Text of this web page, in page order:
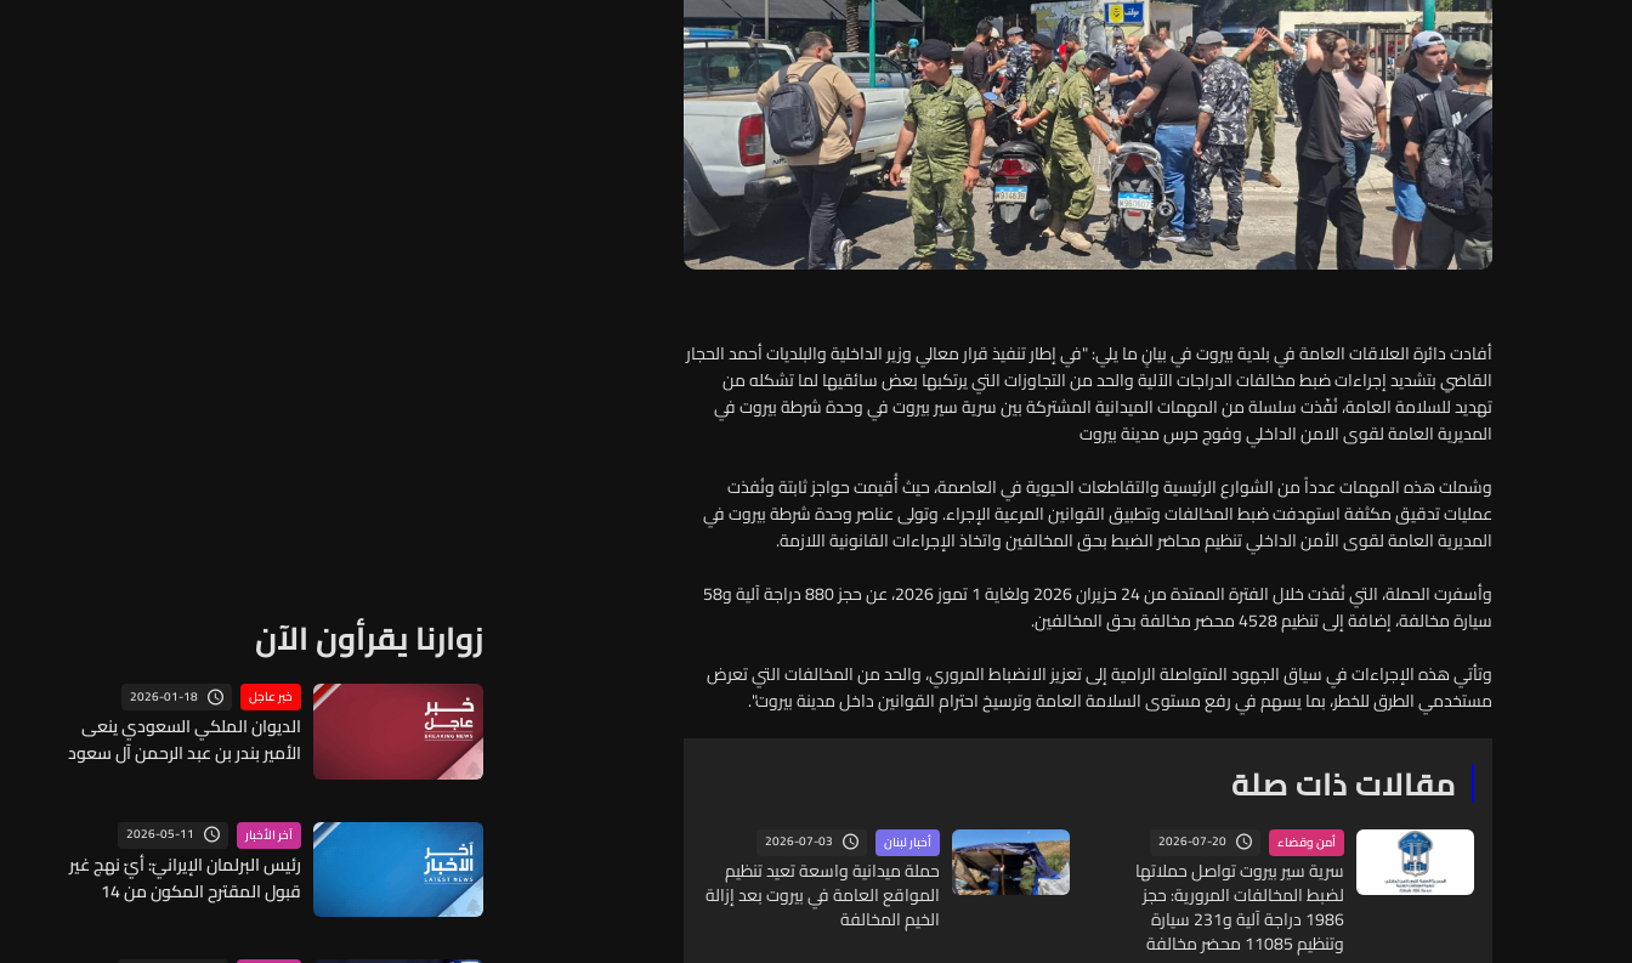
أفادت دائرة العلاقات العامة في بلدية بيروت في بيانٍ ما يلي: "في إطار تنفيذ قرار معالي وزير الداخلية والبلديات أحمد الحجار
القاضي بتشديد إجراءات ضبط مخالفات الدراجات الآلية والحد من التجاوزات التي يرتكبها بعض سائقيها لما تشكله من
تهديد للسلامة العامة، نُفّذت سلسلة من المهمات الميدانية المشتركة بين سرية سير بيروت في وحدة شرطة بيروت في
المديرية العامة لقوى الامن الداخلي وفوج حرس مدينة بيروت
وشملت هذه المهمات عدداً من الشوارع الرئيسية والتقاطعات الحيوية في العاصمة، حيث أُقيمت حواجز ثابتة ونُفذت
عمليات تدقيق مكثفة استهدفت ضبط المخالفات وتطبيق القوانين المرعية الإجراء. وتولى عناصر وحدة شرطة بيروت في
المديرية العامة لقوى الأمن الداخلي تنظيم محاضر الضبط بحق المخالفين واتخاذ الإجراءات القانونية اللازمة.
وأسفرت الحملة، التي نُفذت خلال الفترة الممتدة من 24 حزيران 2026 ولغاية 1 تموز 2026، عن حجز 880 دراجة آلية و58
سيارة مخالفة، إضافة إلى تنظيم 4528 محضر مخالفة بحق المخالفين.
وتأتي هذه الإجراءات في سياق الجهود المتواصلة الرامية إلى تعزيز الانضباط المروري، والحد من المخالفات التي تعرض
مستخدمي الطرق للخطر، بما يسهم في رفع مستوى السلامة العامة وترسيخ احترام القوانين داخل مدينة بيروت".
مقالات ذات صلة
أمن وقضاء 2026-07-20
سرية سير بيروت تواصل حملاتها
لضبط المخالفات المرورية: حجز
1986 دراجة آلية و231 سيارة
وتنظيم 11085 محضر مخالفة
أخبار لبنان 2026-07-03
حملة ميدانية واسعة تعيد تنظيم
المواقع العامة في بيروت بعد إزالة
الخيم المخالفة
زوارنا يقرأون الآن
خبر عاجل 2026-01-18
الديوان الملكي السعودي ينعى
الأمير بندر بن عبد الرحمن آل سعود
آخر الأخبار 2026-05-11
رئيس البرلمان الإيرانيّ: أيّ نهج غير
قبول المقترح المكون من 14